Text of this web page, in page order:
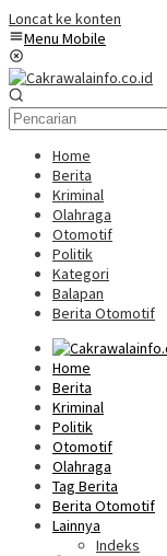
Loncat ke konten
Menu Mobile
Home
Berita
Kriminal
Olahraga
Otomotif
Politik
Kategori
Balapan
Berita Otomotif
Home
Berita
Kriminal
Politik
Otomotif
Olahraga
Tag Berita
Berita Otomotif
Lainnya
Indeks